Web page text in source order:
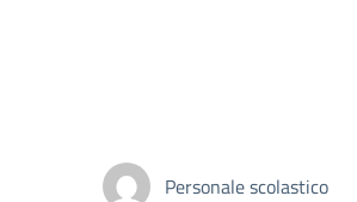
Personale scolastico